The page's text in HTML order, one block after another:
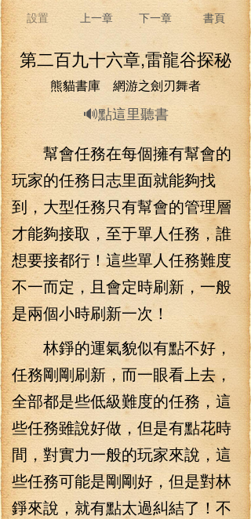
設置 上一章 下一章 書頁
第二百九十六章,雷龍谷探秘
熊貓書庫 網游之劍刃舞者
🔊點這里聽書
幫會任務在每個擁有幫會的
玩家的任務日志里面就能夠找
到，大型任務只有幫會的管理層
才能夠接取，至于單人任務，誰
想要接都行！這些單人任務難度
不一而定，且會定時刷新，一般
是兩個小時刷新一次！
林錚的運氣貌似有點不好，
任務剛剛刷新，而一眼看上去，
全部都是些低級難度的任務，這
些任務雖說好做，但是有點花時
間，對實力一般的玩家來說，這
些任務可能是剛剛好，但是對林
錚來說，就有點太過糾結了！不